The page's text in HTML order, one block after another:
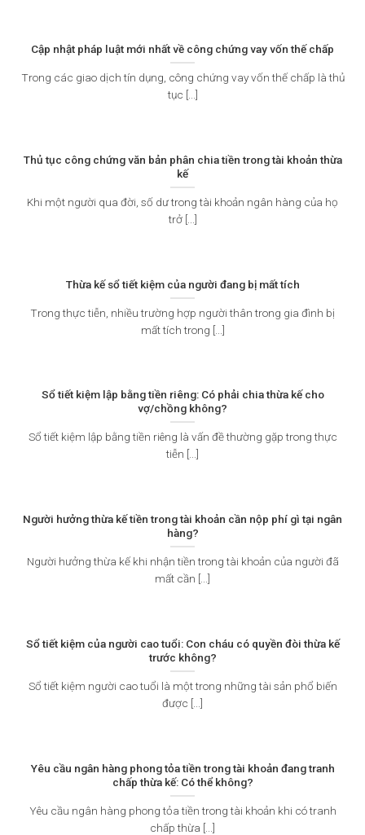
Cập nhật pháp luật mới nhất về công chứng vay vốn thế chấp
Trong các giao dịch tín dụng, công chứng vay vốn thế chấp là thủ
tục [...]
Thủ tục công chứng văn bản phân chia tiền trong tài khoản thừa
kế
Khi một người qua đời, số dư trong tài khoản ngân hàng của họ
trở [...]
Thừa kế sổ tiết kiệm của người đang bị mất tích
Trong thực tiễn, nhiều trường hợp người thân trong gia đình bị
mất tích trong [...]
Sổ tiết kiệm lập bằng tiền riêng: Có phải chia thừa kế cho
vợ/chồng không?
Sổ tiết kiệm lập bằng tiền riêng là vấn đề thường gặp trong thực
tiễn [...]
Người hưởng thừa kế tiền trong tài khoản cần nộp phí gì tại ngân
hàng?
Người hưởng thừa kế khi nhận tiền trong tài khoản của người đã
mất cần [...]
Sổ tiết kiệm của người cao tuổi: Con cháu có quyền đòi thừa kế
trước không?
Sổ tiết kiệm người cao tuổi là một trong những tài sản phổ biến
được [...]
Yêu cầu ngân hàng phong tỏa tiền trong tài khoản đang tranh
chấp thừa kế: Có thể không?
Yêu cầu ngân hàng phong tỏa tiền trong tài khoản khi có tranh
chấp thừa [...]